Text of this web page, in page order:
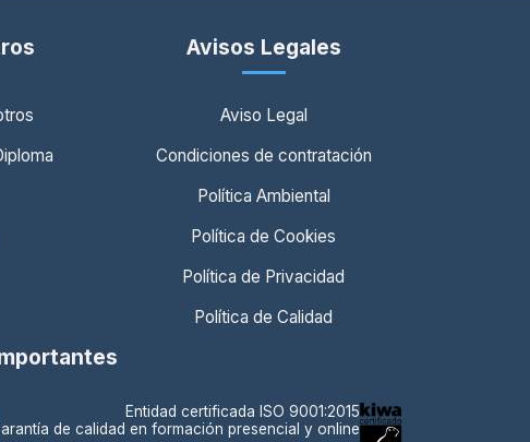
Avisos Legales
Aviso Legal
Condiciones de contratación
Política Ambiental
Política de Cookies
Política de Privacidad
Política de Calidad
Entidad certificada ISO 9001:2015
de calidad en formación presencial y online